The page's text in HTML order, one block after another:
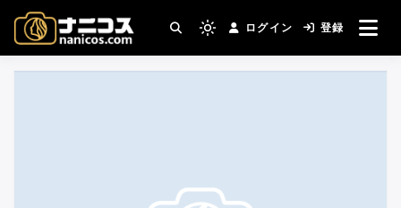
テ
nanicos－コスプレイヤ
撮影場所・スタジオがすぐ見つかる。コスプ
レ撮影主催者の強い味方！
Light
mode
ログイン 登録